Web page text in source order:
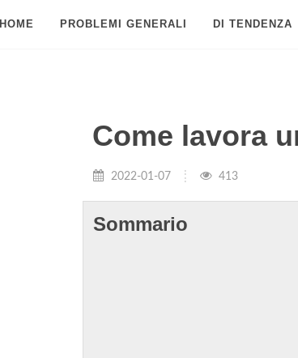
PROBLEMI GENERALI DI TENDENZA
Come lavora
2022-01-07 413
Sommario